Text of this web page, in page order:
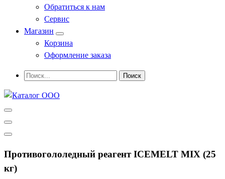
Обратиться к нам
Сервис
Магазин
Корзина
Оформление заказа
Противогололедный реагент ICEMELT MIX (25
кг)